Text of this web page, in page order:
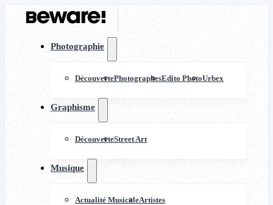
Photographie
DécouvertePhotographesEdito PhotoUrbex
Graphisme
DécouverteStreet Art
Musique
Actualité MusicaleArtistes